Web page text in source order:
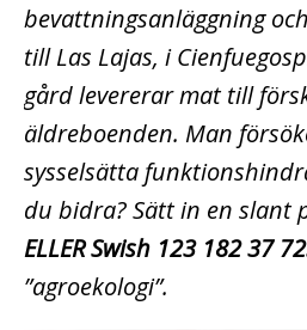
bevattningsanläggning
till Las Lajas, i
gård levererar mat till
äldreboenden. Man
sysselsätta
du bidra? Sätt in en slant
ELLER Swish 123182 37
”agroekologi”.